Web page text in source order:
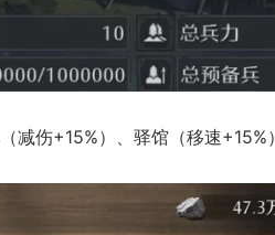
减伤+15%）、驿馆（移速+15%）